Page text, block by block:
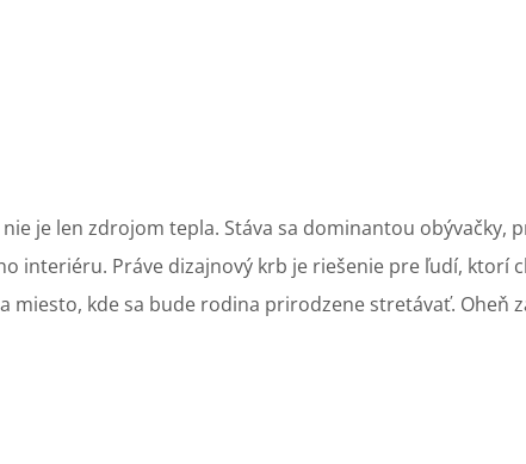
je len zdrojom tepla. Stáva sa dominantou obývačky,
interiéru. Práve dizajnový krb je riešenie pre ľudí, ktorí
miesto, kde sa bude rodina prirodzene stretávať. Oheň